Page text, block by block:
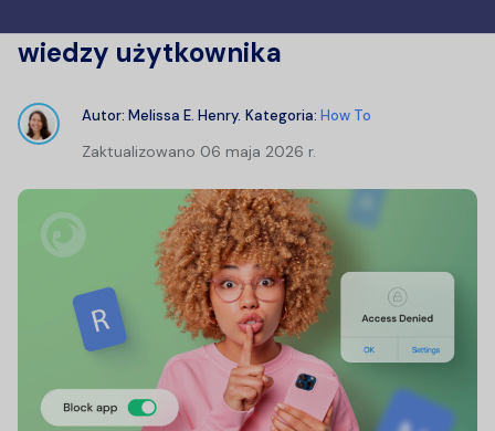
wiedzy użytkownika
Autor: Melissa E. Henry. Kategoria: How To
Zaktualizowano 06 maja 2026 r.